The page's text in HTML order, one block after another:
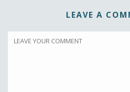
LEAVE A